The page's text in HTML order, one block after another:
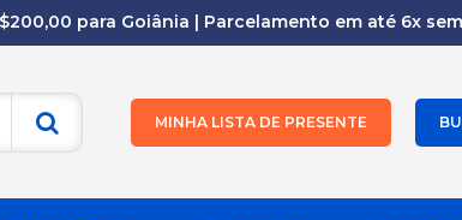
para Goiânia | Parcelamento em até 6x
MINHA LISTA DE PRESENTE